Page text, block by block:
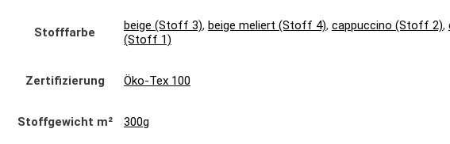
Stofffarbe beige (Stoff 3), beige meliert (Stoff 4), cappuccino (Stoff 2),
(Stoff 1)
Zertifizierung Öko-Tex 100
Stoffgewicht m² 300g